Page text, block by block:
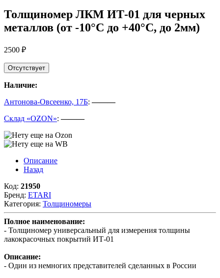
Толщиномер ЛКМ ИТ-01 для черных
металлов (от -10°С до +40°С, до 2мм)
2500 ₽
Отсутствует
Наличие:
Антонова-Овсеенко, 17Б:———
Склад «OZON»:———
Описание
Назад
Код: 21950
Бренд: ETARI
Категория: Толщиномеры
Полное наименование:
- Толщиномер универсальный для измерения толщины
лакокрасочных покрытий ИТ-01
Описание:
- Один из немногих представителей сделанных в России